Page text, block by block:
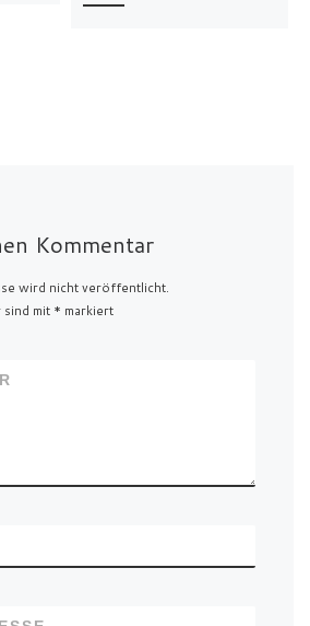
Kommentar
wird nicht veröffentlicht.
mit * markiert